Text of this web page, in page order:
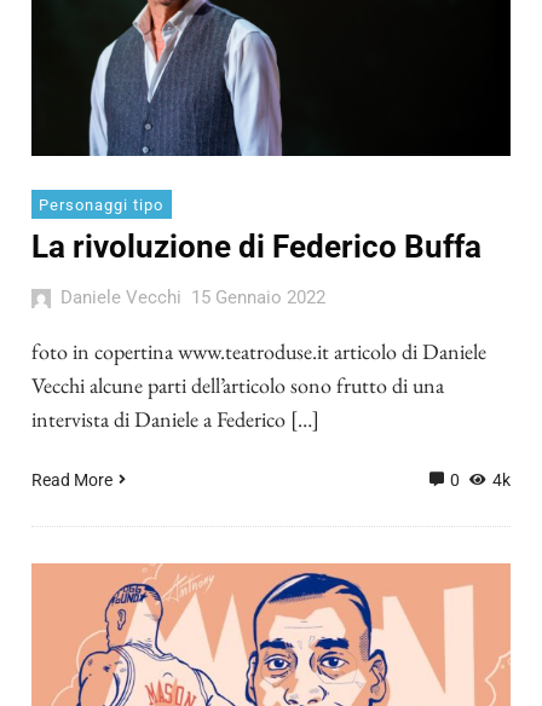
Personaggi tipo
La rivoluzione di Federico Buffa
Daniele Vecchi 15 Gennaio 2022
foto in copertina www.teatroduse.it articolo di Daniele
Vecchi alcune parti dell’articolo sono frutto di una
intervista di Daniele a Federico […]
Read More 0 4k